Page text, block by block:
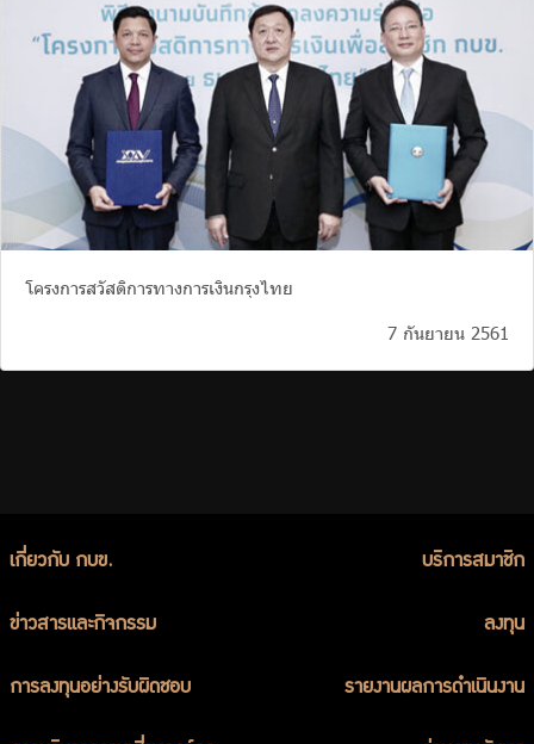
โครงการสวัสดิการทางการเงินกรุงไทย
7 กันยายน 2561
เกี่ยวกับ กบข. บริการสมาชิก
ข่าวสารและกิจกรรม ลงทุน
การลงทุนอย่างรับผิดชอบ รายงานผลการดำเนินงาน